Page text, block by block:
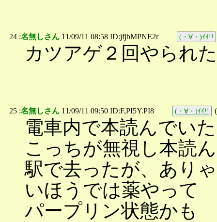
24 :名無しさん 11/09/11 08:58 ID:jfjbMPNE2r (・∀・)ｲｲ!!
カツアゲ２回やられ
25 :名無しさん 11/09/11 09:50 ID:F,PI5Y.PI8 (・∀・)ｲｲ!! (
電車内で本読んでい
こっちが無視し本読
駅で去ったが、あり
いほうでは薬やって
パープリン状態かも